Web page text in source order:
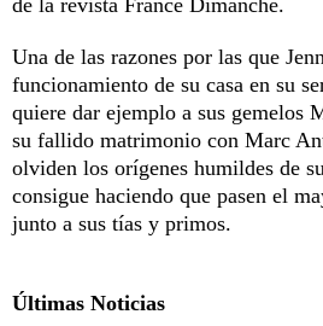
Una de las razones por las que
funcionamiento de su casa en su
quiere dar ejemplo a sus gemelos
su fallido matrimonio con Marc
olviden los orígenes humildes de
consigue haciendo que pasen el
junto a sus tías y primos.
Últimas Noticias